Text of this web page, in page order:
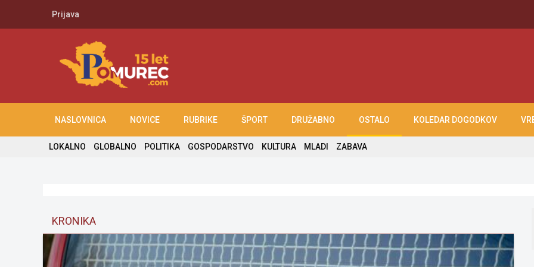
Prijava
NASLOVNICA NOVICE RUBRIKE ŠPORT DRUŽABNO OSTALO KOLEDAR DOGODKOV
LOKALNO GLOBALNO POLITIKA GOSPODARSTVO KULTURA MLADI ZABAVA
KRONIKA